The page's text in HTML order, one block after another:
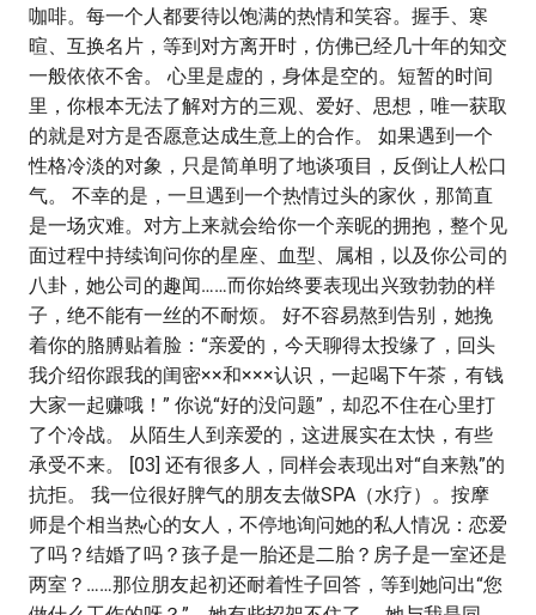
咖啡。每一个人都要待以饱满的热情和笑容。握手、寒
暄、互换名片，等到对方离开时，仿佛已经几十年的知交
一般依依不舍。 心里是虚的，身体是空的。短暂的时间
里，你根本无法了解对方的三观、爱好、思想，唯一获取
的就是对方是否愿意达成生意上的合作。 如果遇到一个
性格冷淡的对象，只是简单明了地谈项目，反倒让人松口
气。 不幸的是，一旦遇到一个热情过头的家伙，那简直
是一场灾难。对方上来就会给你一个亲昵的拥抱，整个见
面过程中持续询问你的星座、血型、属相，以及你公司的
八卦，她公司的趣闻……而你始终要表现出兴致勃勃的样
子，绝不能有一丝的不耐烦。 好不容易熬到告别，她挽
着你的胳膊贴着脸：“亲爱的，今天聊得太投缘了，回头
我介绍你跟我的闺密××和×××认识，一起喝下午茶，有钱
大家一起赚哦！” 你说“好的没问题”，却忍不住在心里打
了个冷战。 从陌生人到亲爱的，这进展实在太快，有些
承受不来。 [03] 还有很多人，同样会表现出对“自来熟”的
抗拒。 我一位很好脾气的朋友去做SPA（水疗）。按摩
师是个相当热心的女人，不停地询问她的私人情况：恋爱
了吗？结婚了吗？孩子是一胎还是二胎？房子是一室还是
两室？……那位朋友起初还耐着性子回答，等到她问出“您